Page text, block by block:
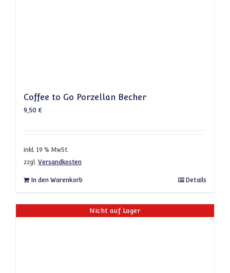
Coffee to Go Porzellan Becher
9,50 €
inkl. 19 % MwSt.
zzgl. Versandkosten
In den Warenkorb Details
Nicht auf Lager